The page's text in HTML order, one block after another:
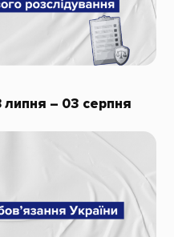
– 03 серпня